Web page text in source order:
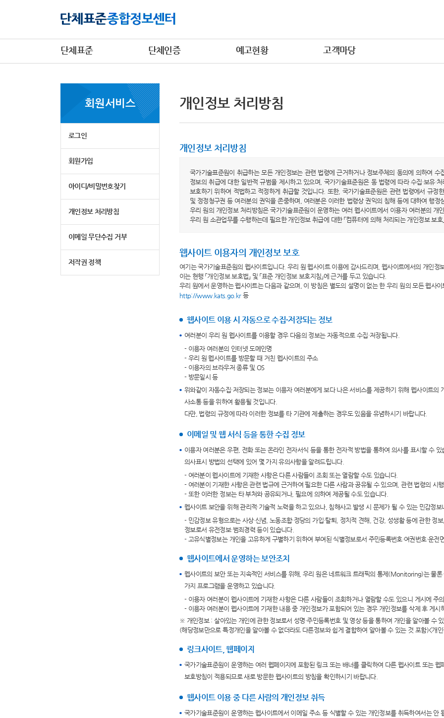
단체표준 단체인증 예고현황 고객마당
회원서비스
로그인
회원가입
아이디/비밀번호찾기
개인정보 처리방침
이메일 무단수집 거부
저작권 정책
개인정보 처리방침
개인정보 처리방침
국가기술표준원이 취급하는 모든 개인정보는 관련 법령에 근거하거나 정보주체의 동의에 의하여 수
정보의 취급에 대한 일반적 규범을 제시하고 있으며, 국가기술표준원은 동 법령에 따라 수집·보유·
보호하기 위하여 적법하고 적정하게 취급할 것입니다. 또한, 국가기술표준원은 관련 법령에서 규정
및 정정청구권 등 여러분의 권익을 존중하며, 여러분은 이러한 법령상 권익의 침해 등에 대하여 행
우리 원의 개인정보 처리방침은 국가기술표준원이 운영하는 여러 웹사이트에서 이용자 여러분의 개
우리 원 소관업무를 수행하는데 필요한 개인정보 취급에 대한 「컴퓨터에 의해 처리되는 개인정보 보호
웹사이트 이용자의 개인정보 보호
여기는 국가기술표준원의 웹사이트입니다. 우리 원 웹사이트 이용에 감사드리며, 웹사이트에서의 개인정
이는 현행 「개인정보 보호법」 및 「표준 개인정보 보호지침」에 근거를 두고 있습니다.
우리 원에서 운영하는 웹사이트는 다음과 같으며, 이 방침은 별도의 설명이 없는 한 우리 원의 모든 웹사
http://www.kats.go.kr등
웹사이트 이용 시 자동으로 수집·저장되는 정보
여러분이 우리 원 웹사이트를 이용할 경우 다음의 정보는 자동적으로 수집·저장됩니다.
- 이용자 여러분의 인터넷 도메인명
- 우리 원 웹사이트를 방문할 때 거친 웹사이트의 주소
- 이용자의 브라우저 종류 및 OS
- 방문일시 등
위와같이 자동수집·저장되는 정보는 이용자 여러분에게 보다 나은 서비스를 제공하기 위해 웹사이트
사소통 등을 위하여 활용될 것입니다.
다만, 법령의 규정에 따라 이러한 정보를 타 기관에 제출하는 경우도 있음을 유념하시기 바랍니다.
이메일 및 웹 서식 등을 통한 수집 정보
이용자 여러분은 우편, 전화 또는 온라인 전자서식 등을 통한 전자적 방법을 통하여 의사를 표시할 수 있
의사표시 방법의 선택에 있어 몇 가지 유의사항을 알려드립니다.
- 여러분이 웹사이트에 기재한 사항은 다른 사람들이 조회 또는 열람할 수도 있습니다.
- 여러분이 기재한 사항은 관련 법규에 근거하여 필요한 다른 사람과 공유될 수 있으며, 관련 법령의 시
- 또한 이러한 정보는 타 부처와 공유되거나, 필요에 의하여 제공될 수도 있습니다.
웹사이트 보안을 위해 관리적·기술적 노력을 하고 있으나, 침해사고 발생 시 문제가 될 수 있는 민감정
- 민감정보 유형으로는 사상·신념, 노동조합·정당의 가입·탈퇴, 정치적 견해, 건강, 성생활 등에 관한 정
정보로서 유전정보·범죄경력 등이 있습니다.
- 고유식별정보는 개인을 고유하게 구별하기 위하여 부여된 식별정보로서 주민등록번호·여권번호·운전
웹사이트에서 운영하는 보안조치
웹사이트의 보안 또는 지속적인 서비스를 위해, 우리 원은 네트워크 트래픽의 통제(Monitoring)는 물
가지 프로그램을 운영하고 있습니다.
- 이용자 여러분이 웹사이트에 기재한 사항은 다른 사람들이 조회하거나 열람할 수도 있으니 게시에 주
- 이용자 여러분이 웹사이트에 기재한 내용 중 개인정보가 포함되어 있는 경우 개인정보를 삭제 후 게시
※ 개인정보 : 살아있는 개인에 관한 정보로서 성명·주민등록번호 및 영상 등을 통하여 개인을 알아볼 수
(해당정보만으로 특정개인을 알아볼 수 없더라도 다른정보와 쉽게 결합하여 알아볼 수 있는 것 포함)<개
링크사이트, 웹페이지
국가기술표준원이 운영하는 여러 웹페이지에 포함된 링크 또는 배너를 클릭하여 다른 웹사이트 또는
보호방침이 적용되므로 새로 방문한 웹사이트의 방침을 확인하시기 바랍니다.
웹사이트 이용 중 다른 사람의 개인정보 취득
국가기술표준원이 운영하는 웹사이트에서 이메일 주소 등 식별할 수 있는 개인정보를 취득하여서는 안